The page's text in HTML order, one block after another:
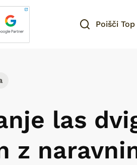
Poišči
las
z